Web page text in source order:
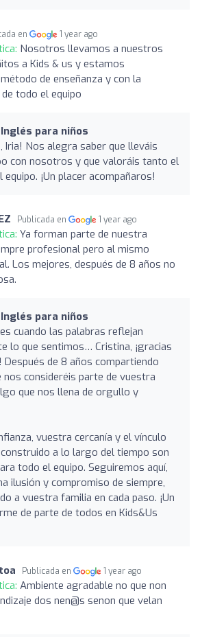
en 1 year ago
Nosotros llevamos a nuestros
a Kids & us y estamos
de enseñanza y con la
todo el equipo
para niños
Iria! Nos alegra saber que lleváis
con nosotros y que valoráis tanto el
¡Un placer acompañaros!
Publicada en 1 year ago
Ya forman parte de nuestra
profesional pero al mismo
Los mejores, después de 8 años no
para niños
cuando las palabras reflejan
lo que sentimos… Cristina, ¡gracias
Después de 8 años compartiendo
nos consideréis parte de vuestra
que nos llena de orgullo y
vuestra cercanía y el vínculo
a lo largo del tiempo son
todo el equipo. Seguiremos aquí,
ilusión y compromiso de siempre,
a vuestra familia en cada paso. ¡Un
de parte de todos en Kids&Us
Publicada en 1 year ago
Ambiente agradable no que non
dos nen@s senon que velan